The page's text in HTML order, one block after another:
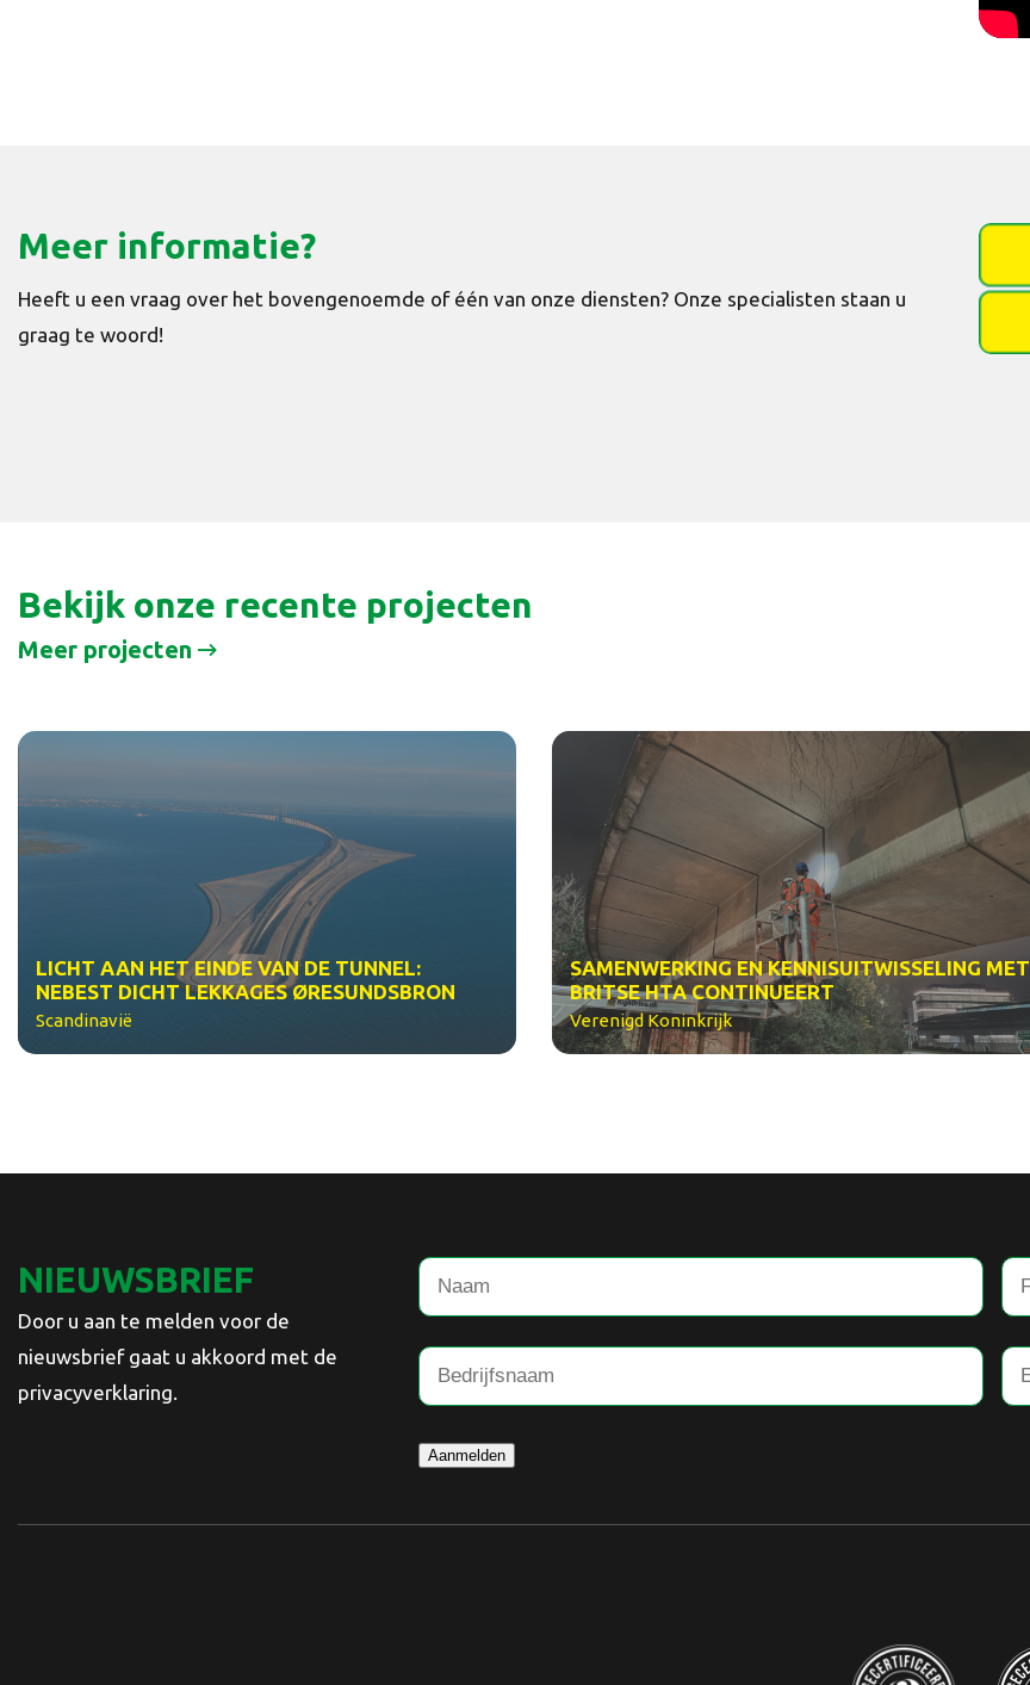
Meer informatie?
Heeft u een vraag over het bovengenoemde of één van onze diensten? Onze specialisten staan u
graag te woord!
Bekijk onze recente projecten
Meer projecten
LICHT AAN HET EINDE VAN DE TUNNEL:
NEBEST DICHT LEKKAGES ØRESUNDSBRON
Scandinavië
SAMENWERKING EN KENNISUITWISSELING MET
BRITSE HTA CONTINUEERT
Verenigd Koninkrijk
NIEUWSBRIEF
Door u aan te melden voor de
nieuwsbrief gaat u akkoord met de
privacyverklaring.
Aanmelden